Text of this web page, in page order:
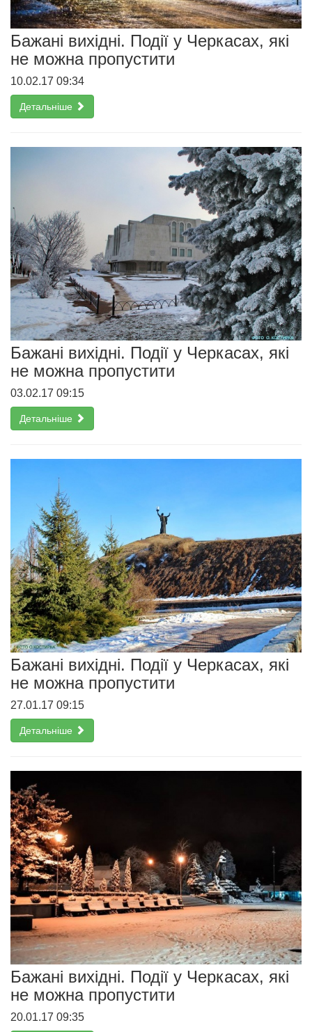
Бажані вихідні. Події у Черкасах, які
не можна пропустити
10.02.17 09:34
Детальніше
Бажані вихідні. Події у Черкасах, які
не можна пропустити
03.02.17 09:15
Детальніше
Бажані вихідні. Події у Черкасах, які
не можна пропустити
27.01.17 09:15
Детальніше
Бажані вихідні. Події у Черкасах, які
не можна пропустити
20.01.17 09:35